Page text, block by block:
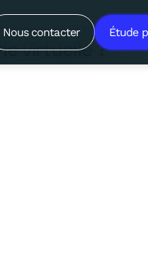
Nous contacter Étude
batterie
virtuelle ?